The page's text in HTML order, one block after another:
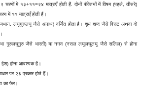
चरणों में १३+११=२४ मात्राएँ होती हैं. दोनों पंक्तियों में विषम (पहले, तीसरे)
में ११ मात्राएँ होती हैं।
लघुगुरुलघु जैसे अनाथ) वर्जित होता है। शुभ शब्द जैसे विराट अथवा दो
गुरुलघुगुरु जैसे भारती) या नगण (नसल लघुलघुलघु जैसे सलिल) से होना
होना आवश्यक है।
पर २३ प्रकार होते हैं।
का फेर।